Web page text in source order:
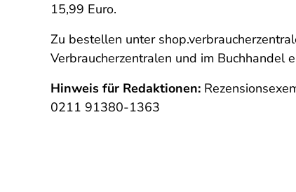
15,99 Euro.
Zu bestellen unter
Verbraucherzentralen und im Buchhandel
Hinweis für Redaktionen:
0211 91380-1363